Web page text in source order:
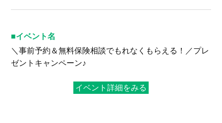
イベント名
＼事前予約＆無料保険相談でもれなくもらえる！／プレ
ゼントキャンペーン♪
イベント詳細をみる